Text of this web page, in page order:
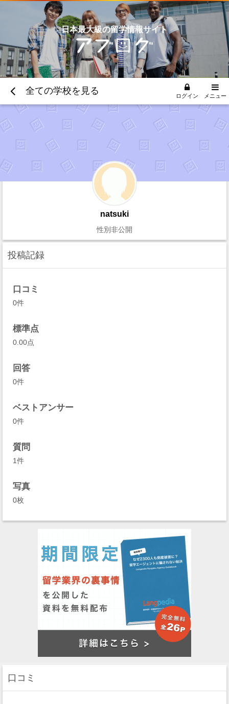
日本最大級の留学情報サイト
全ての学校を見る ログイン メニュー
natsuki
性別非公開
投稿記録
口コミ
0件
標準点
0.00点
回答
0件
ベストアンサー
0件
質問
1件
写真
0枚
口コミ